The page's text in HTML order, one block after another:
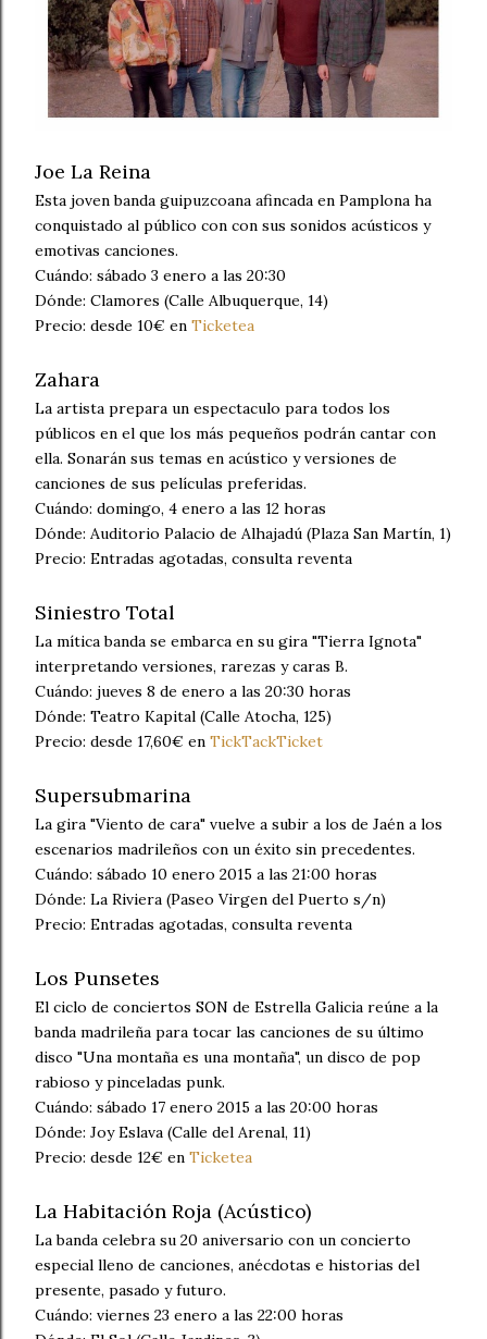
Joe La Reina
Esta joven banda guipuzcoana afincada en Pamplona ha
conquistado al público con con sus sonidos acústicos y
emotivas canciones.
Cuándo: sábado 3 enero a las 20:30
Dónde: Clamores (Calle Albuquerque, 14)
Precio: desde 10€ en Ticketea
Zahara
La artista prepara un espectaculo para todos los
públicos en el que los más pequeños podrán cantar con
ella. Sonarán sus temas en acústico y versiones de
canciones de sus películas preferidas.
Cuándo: domingo, 4 enero a las 12 horas
Dónde: Auditorio Palacio de Alhajadú (Plaza San Martín, 1)
Precio: Entradas agotadas, consulta reventa
Siniestro Total
La mítica banda se embarca en su gira "Tierra Ignota"
interpretando versiones, rarezas y caras B.
Cuándo: jueves 8 de enero a las 20:30 horas
Dónde: Teatro Kapital (Calle Atocha, 125)
Precio: desde 17,60€ en TickTackTicket
Supersubmarina
La gira "Viento de cara" vuelve a subir a los de Jaén a los
escenarios madrileños con un éxito sin precedentes.
Cuándo: sábado 10 enero 2015 a las 21:00 horas
Dónde: La Riviera (Paseo Virgen del Puerto s/n)
Precio: Entradas agotadas, consulta reventa
Los Punsetes
El ciclo de conciertos SON de Estrella Galicia reúne a la
banda madrileña para tocar las canciones de su último
disco "Una montaña es una montaña", un disco de pop
rabioso y pinceladas punk.
Cuándo: sábado 17 enero 2015 a las 20:00 horas
Dónde: Joy Eslava (Calle del Arenal, 11)
Precio: desde 12€ en Ticketea
La Habitación Roja (Acústico)
La banda celebra su 20 aniversario con un concierto
especial lleno de canciones, anécdotas e historias del
presente, pasado y futuro.
Cuándo: viernes 23 enero a las 22:00 horas